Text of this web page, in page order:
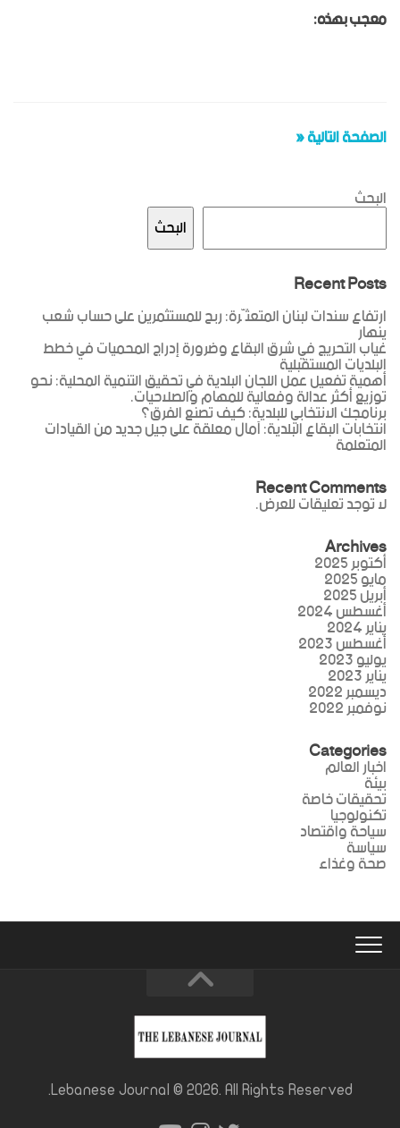
معجب بهذه:
الصفحة التالية «
البحث
البحث
Recent Posts
ارتفاع سندات لبنان المتعثّرة: ربح للمستثمرين على حساب شعب
ينهار
غياب التحريج في شرق البقاع وضرورة إدراج المحميات في خطط
البلديات المستقبلية
أهمية تفعيل عمل اللجان البلدية في تحقيق التنمية المحلية: نحو
توزيع أكثر عدالة وفعالية للمهام والصلاحيات.
برنامجك الانتخابي للبلدية: كيف تصنع الفرق؟
انتخابات البقاع البلدية: آمال معلقة على جيل جديد من القيادات
المتعلمة
Recent Comments
لا توجد تعليقات للعرض.
Archives
أكتوبر 2025
مايو 2025
أبريل 2025
أغسطس 2024
يناير 2024
أغسطس 2023
يوليو 2023
يناير 2023
ديسمبر 2022
نوفمبر 2022
Categories
اخبار العالم
بيئة
تحقيقات خاصة
تكنولوجيا
سياحة واقتصاد
سياسة
صحة وغذاء
Lebanese Journal © 2026. All Rights Reserved.